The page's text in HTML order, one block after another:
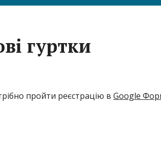
гуртки
пройти реєстрацію в Google